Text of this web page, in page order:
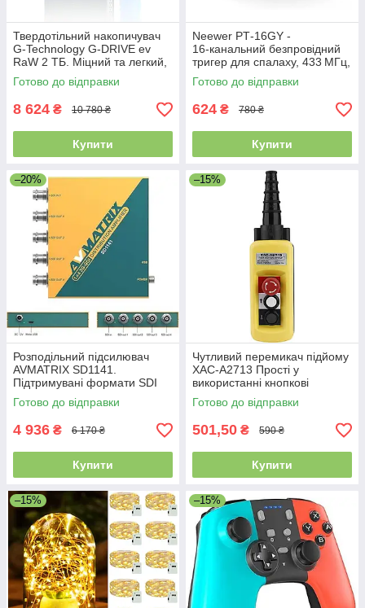
Твердотільний накопичувач
G-Technology G-DRIVE ev
RaW 2 ТБ. Міцний та легкий,
з захисним гумовим
бампером, USB 3.0. Уцінка
Готово до відправки
8 624 ₴ 10 780 ₴
Купити
Neewer PT‑16GY -
16‑канальний безпровідний
тригер для спалаху, 433 МГц,
синхронізація до 1/250 с,
радіус 30 м
Готово до відправки
624 ₴ 780 ₴
Купити
–20%
Розподільний підсилювач
AVMATRIX SD1141.
Підтримувані формати SDI
3G/HD/S0,
пересинхронізація. Уцінка
Готово до відправки
4 936 ₴ 6 170 ₴
Купити
–15%
Чутливий перемикач підйому
XAC-A2713 Прості у
використанні кнопкові
перемикачі
Готово до відправки
501,50 ₴ 590 ₴
Купити
–15% –15%